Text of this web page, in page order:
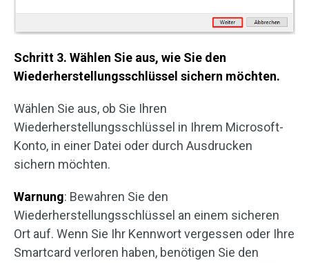
Schritt 3. Wählen Sie aus, wie Sie den
Wiederherstellungsschlüssel sichern möchten.
Wählen Sie aus, ob Sie Ihren
Wiederherstellungsschlüssel in Ihrem Microsoft-
Konto, in einer Datei oder durch Ausdrucken
sichern möchten.
Warnung: Bewahren Sie den
Wiederherstellungsschlüssel an einem sicheren
Ort auf. Wenn Sie Ihr Kennwort vergessen oder Ihre
Smartcard verloren haben, benötigen Sie den